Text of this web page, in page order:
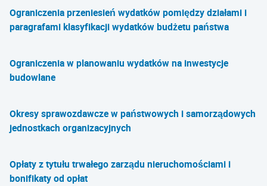
Ograniczenia przeniesień wydatków pomiędzy działami i
paragrafami klasyfikacji wydatków budżetu państwa
Ograniczenia w planowaniu wydatków na inwestycje
budowlane
Okresy sprawozdawcze w państwowych i samorządowych
jednostkach organizacyjnych
Opłaty z tytułu trwałego zarządu nieruchomościami i
bonifikaty od opłat